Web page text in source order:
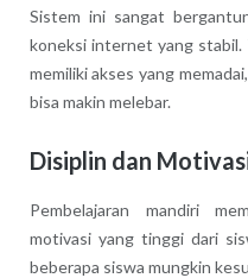
Sistem ini sangat
koneksi internet yang stabil.
memiliki akses yang
bisa makin melebar.
Disiplin dan
Pembelajaran mandiri
motivasi yang tinggi dari
beberapa siswa mungkin